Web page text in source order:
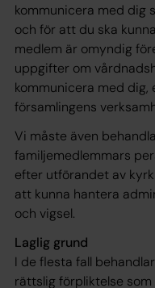
kommunicera med dig
och för att du ska
medlem är omyndig
uppgifter om
kommunicera med dig,
församlingens
Vi måste även
familjemedlemmars
efter utförandet av
att kunna hantera
och vigsel.
Laglig grund
I de flesta fall
rättslig förpliktelse som